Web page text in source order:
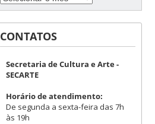
CONTATOS
Secretaria de Cultura e Arte -
SECARTE
Horário de atendimento:
De segunda a sexta-feira das 7h
às 19h